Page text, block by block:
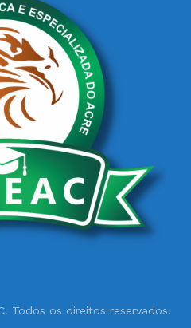
Todos os direitos reservados.